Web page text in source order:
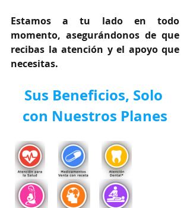
Estamos a tu lado en todo
momento, asegurándonos de que
recibas la atención y el apoyo que
necesitas.
Sus Beneficios, Solo
con Nuestros Planes